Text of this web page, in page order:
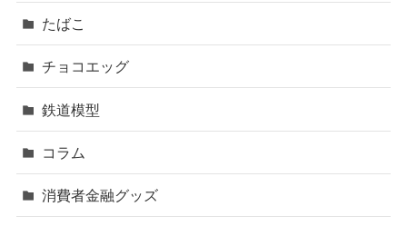
たばこ
チョコエッグ
鉄道模型
コラム
消費者金融グッズ